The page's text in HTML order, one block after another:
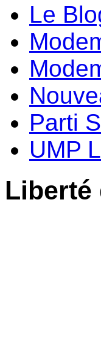
Le
Parti
UMP
Liberté